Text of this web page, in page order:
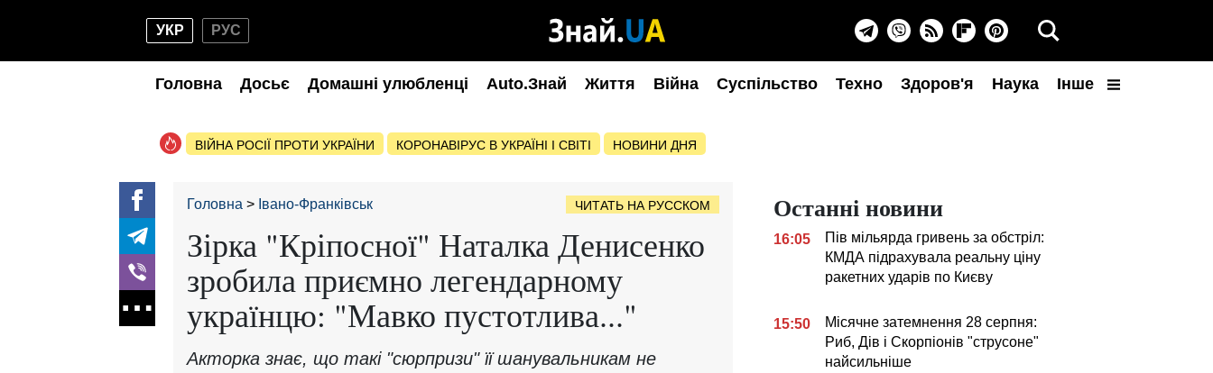
УКР РУС
Головна Досьє Домашні улюбленці Auto.Знай Життя Війна Суспільство Техно Здоров'я Наука Інше
ВІЙНА РОСІЇ ПРОТИ УКРАЇНИ КОРОНАВІРУС В УКРАЇНІ І СВІТІ НОВИНИ ДНЯ
Головна Івано-Франківськ ЧИТАТЬ НА РУССКОМ
Зірка "Кріпосної" Наталка Денисенко
зробила приємно легендарному
українцю: "Мавко пустотлива..."
Акторка знає, що такі "сюрпризи" її шанувальникам не
Останні новини
16:05
Пів мільярда гривень за обстріл:
КМДА підрахувала реальну ціну
ракетних ударів по Києву
15:50
Місячне затемнення 28 серпня:
Риб, Дів і Скорпіонів "струсоне"
найсильніше